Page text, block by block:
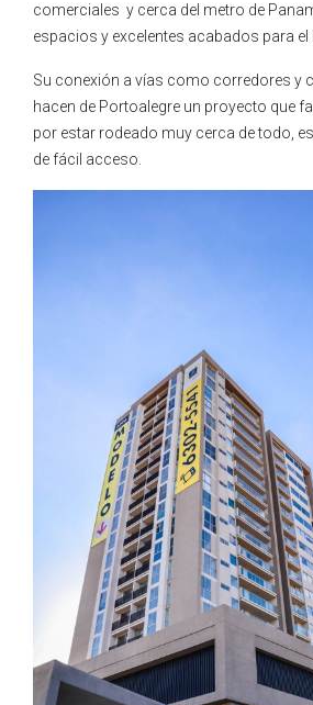
comerciales y cerca del metro de
espacios y excelentes acabados para el
Su conexión a vías como corredores y
hacen de Portoalegre un proyecto que
por estar rodeado muy cerca de todo,
de fácil acceso.